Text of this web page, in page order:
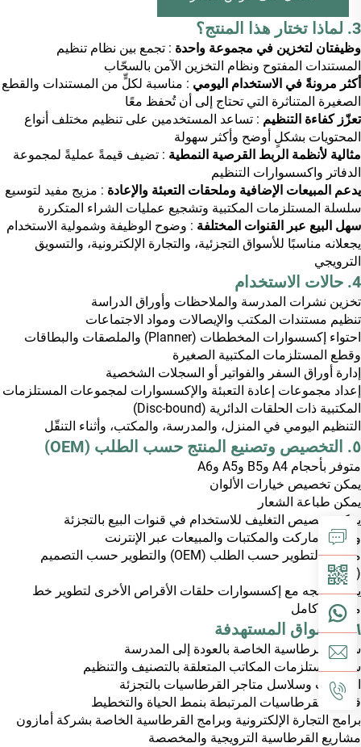
3. لماذا تختار هذا المنتج؟
وظيفتان لتخزين في مجموعة واحدة : تجمع بين نظام تنظيم
المستندات المفتوح ونظام التخزين الآمن بالسحّاب
أكثر مرونةً في الاستخدام اليومي : مناسبة لكلٍّ من المستندات والقطع
الصغيرة المتناثرة التي تحتاج إلى أن تُحفظ معًا
تعزّز كفاءة التنظيم : تساعد المستخدمين على تنظيم مختلف أنواع
المحتويات بشكلٍ أوضح وأكثر سهولة
مثالية لأنظمة الربط القرصية النمطية : تضيف قيمةً عمليةً لمجموعة
الدفاتر واكسسوارات التنظيم
يدعم المبيعات الإضافية وملحقات التعبئة والإعادة : مزيج مفيد لتوسيع
سلسلة المستلزمات المكتبية وتشجيع عمليات الشراء المتكررة
سهل البيع عبر القنوات المختلفة : وضوح الوظيفة وشمولية الاستخدام
يجعلانه مناسبًا للأسواق التجزئية، والتجارة الإلكترونية، والتسويق
الترويجي
4. حالات الاستخدام
تخزين نشرات المدرسة والملاحظات وأوراق الدراسة
تنظيم مستندات المكتب والإيصالات ومواد الاجتماعات
احتواء إكسسوارات المخططات (Planner) والملصقات والبطاقات
وقطع المستلزمات المكتبية الصغيرة
إدارة أوراق السفر والفواتير أو السجلات الشخصية
إعداد مجموعات إعادة التعبئة والإكسسوارات لمجموعات المستلزمات
المكتبية ذات الحلقات الدائرية (Disc-bound)
التنظيم اليومي في المنزل، والمدرسة، والمكتب، وأثناء التنقّل
٥. التخصيص وتصنيع المنتج حسب الطلب (OEM)
متوفر بأحجام A4 وB5 وA5 وA6
يمكن تخصيص خيارات الألوان
يمكن طباعة الشعار
يمكن تخصيص التغليف للاستخدام في قنوات البيع بالتجزئة
والسوبرماركت والمكتبات والمبيعات عبر الإنترنت
مدعوم التطوير حسب الطلب (OEM) والتطوير حسب التصميم
(ODM)
يمكن دمجه مع إكسسوارات حلقات الأقراص الأخرى لتطوير خط
منتجات كامل
٦. الأسواق المستهدفة
سوق القرطاسية الخاصة بالعودة إلى المدرسة
سوق مستلزمات المكاتب المتعلقة بالتصنيف والتنظيم
المكتبات وسلاسل متاجر القرطاسيات بالتجزئة
قنوات القرطاسيات المرتبطة بنمط الحياة والتخطيط
برامج التجارة الإلكترونية وبرامج القرطاسية الخاصة بشركة أمازون
مشاريع القرطاسية الترويجية والمخصصة